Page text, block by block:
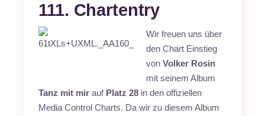
111. Chartentry
Wir freuen uns über
den Chart Einstieg
von Volker Rosin
mit seinem Album
Tanz mit mir auf Platz 28 in den offiziellen
Media Control Charts. Da wir zu diesem Album